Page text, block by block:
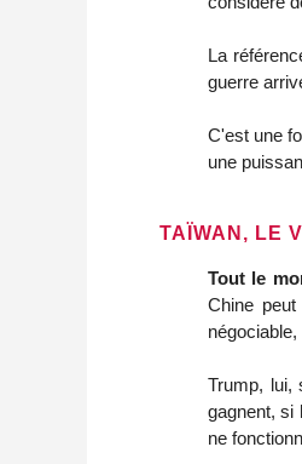
La
guerre
C'est une
une
TAÏWAN, LE
Tout le
Chine
Trump, lui,
gagnent, si
ne